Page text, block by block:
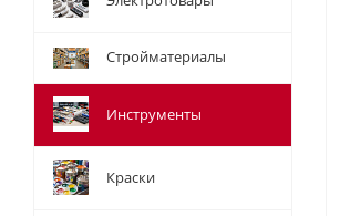
Стройматериалы
Инструменты
Краски